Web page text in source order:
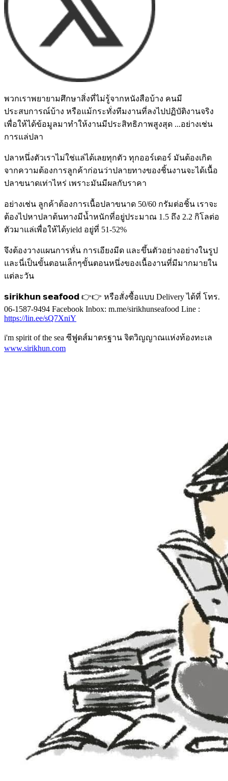
พวกเราพยายามศึกษาสิ่งที่ไม่รู้จากหนังสือบ้าง คนมี
ประสบการณ์บ้าง หรือแม้กระทั่งทีมงานที่ลงไปปฏิบัติงานจริง
เพื่อให้ได้ข้อมูลมาทำให้งานมีประสิทธิภาพสูงสุด ...อย่างเช่น
การแล่ปลา
ปลาหนึ่งตัวเราไม่ใช่แล่ได้เลยทุกตัว ทุกออร์เดอร์ มันต้องเกิด
จากความต้องการลูกค้าก่อนว่าปลายทางของชิ้นงานจะได้เนื้อ
ปลาขนาดเท่าไหร่ เพราะมันมีผลกับราคา
อย่างเช่น ลูกค้าต้องการเนื้อปลาขนาด 50/60 กรัมต่อชิ้น เราจะ
ต้องไปหาปลาต้นทางมีน้ำหนักที่อยู่ประมาณ 1.5 ถึง 2.2 กิโลต่อ
ตัวมาแล่เพื่อให้ได้yield อยู่ที่ 51-52%
จึงต้องวางแผนการหั่น การเอียงมีด และขึ้นตัวอย่างอย่างในรูป
และนี่เป็นขั้นตอนเล็กๆขั้นตอนหนึ่งของเนื้องานที่มีมากมายใน
แต่ละวัน
𝘀𝗶𝗿𝗶𝗸𝗵𝘂𝗻 𝘀𝗲𝗮𝗳𝗼𝗼𝗱 👉👉 หรือสั่งซื้อแบบ Delivery ได้ที่ โทร.
06-1587-9494 Facebook Inbox: m.me/sirikhunseafood Line :
https://lin.ee/sQ7XniY
i'm spirit of the sea ซีฟูดส์มาตรฐาน จิตวิญญาณแห่งท้องทะเล
www.sirikhun.com